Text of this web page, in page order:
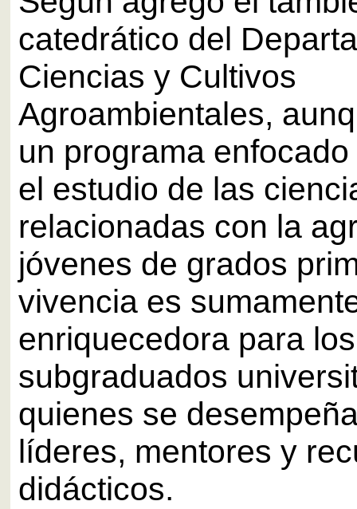
catedrático del
Ciencias y Cultivos
Agroambientales,
un programa
el estudio de las
relacionadas con la
jóvenes de grados
vivencia es
enriquecedora para
subgraduados
quienes se
líderes, mentores y
didácticos.